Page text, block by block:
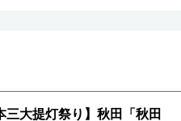
三大提灯祭り】秋田「秋田